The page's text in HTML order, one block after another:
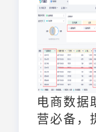
电商数据
营必备，